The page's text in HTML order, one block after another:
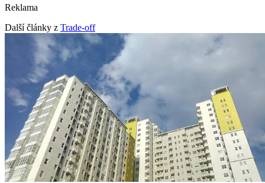
Reklama
Další články z Trade-off